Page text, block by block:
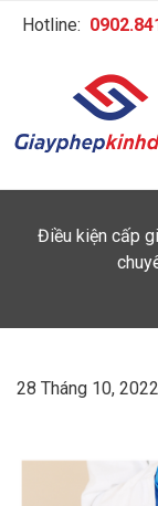
Hotline:
Điều kiện cấp
28 Tháng 10, 2022